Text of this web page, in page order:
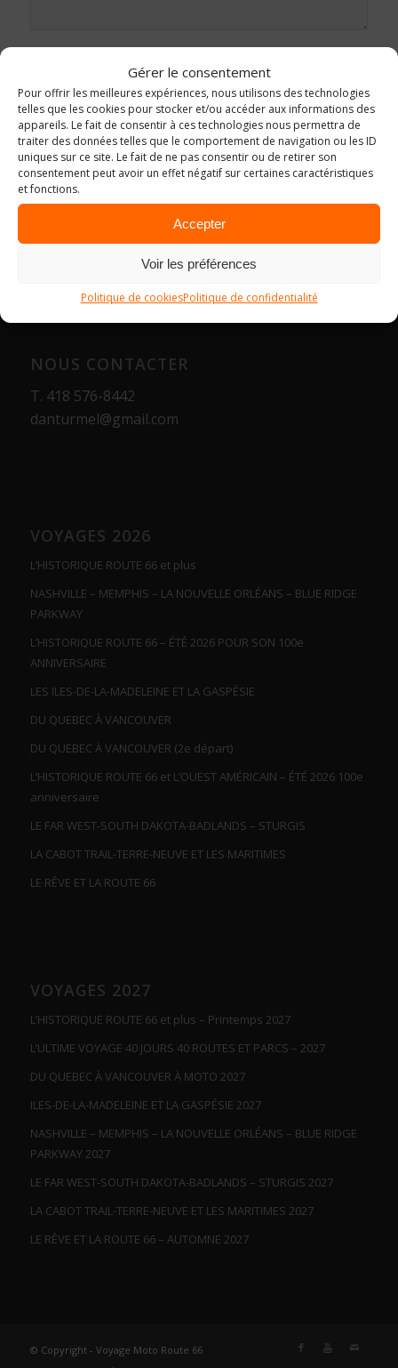
Gérer le consentement
Pour offrir les meilleures expériences, nous utilisons des technologies
telles que les cookies pour stocker et/ou accéder aux informations des
appareils. Le fait de consentir à ces technologies nous permettra de
traiter des données telles que le comportement de navigation ou les ID
uniques sur ce site. Le fait de ne pas consentir ou de retirer son
consentement peut avoir un effet négatif sur certaines caractéristiques
et fonctions.
Accepter
Voir les préférences
Politique de cookiesPolitique de confidentialité
NOUS CONTACTER
T. 418 576-8442
danturmel@gmail.com
VOYAGES 2026
L’HISTORIQUE ROUTE 66 et plus
NASHVILLE – MEMPHIS – LA NOUVELLE ORLÉANS – BLUE RIDGE
PARKWAY
L’HISTORIQUE ROUTE 66 – ÉTÉ 2026 POUR SON 100e
ANNIVERSAIRE
LES ILES-DE-LA-MADELEINE ET LA GASPÉSIE
DU QUEBEC À VANCOUVER
DU QUEBEC À VANCOUVER (2e départ)
L’HISTORIQUE ROUTE 66 et L’OUEST AMÉRICAIN – ÉTÉ 2026 100e
anniversaire
LE FAR WEST-SOUTH DAKOTA-BADLANDS – STURGIS
LA CABOT TRAIL-TERRE-NEUVE ET LES MARITIMES
LE RÊVE ET LA ROUTE 66
VOYAGES 2027
L’HISTORIQUE ROUTE 66 et plus – Printemps 2027
L’ULTIME VOYAGE 40 JOURS 40 ROUTES ET PARCS – 2027
DU QUEBEC À VANCOUVER À MOTO 2027
ILES-DE-LA-MADELEINE ET LA GASPÉSIE 2027
NASHVILLE – MEMPHIS – LA NOUVELLE ORLÉANS – BLUE RIDGE
PARKWAY 2027
LE FAR WEST-SOUTH DAKOTA-BADLANDS – STURGIS 2027
LA CABOT TRAIL-TERRE-NEUVE ET LES MARITIMES 2027
LE RÊVE ET LA ROUTE 66 – AUTOMNE 2027
© Copyright - Voyage Moto Route 66